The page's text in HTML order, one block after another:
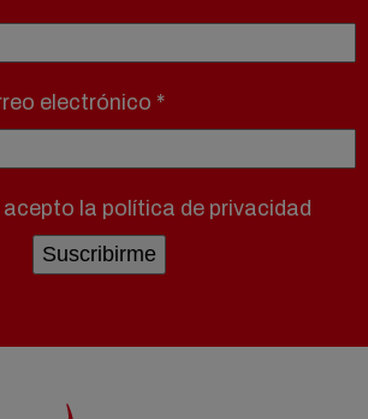
electrónico *
acepto la política de privacidad